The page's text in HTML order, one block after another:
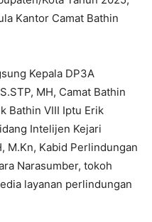
Kantor Camat Bathin
Kepala DP3A
MH, Camat Bathin
Bathin VIII Iptu Erik
Intelijen Kejari
M.Kn, Kabid Perlindungan
Narasumber, tokoh
layanan perlindungan